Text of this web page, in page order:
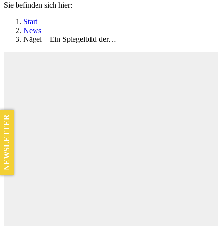
Sie befinden sich hier:
Start
News
Nägel – Ein Spiegelbild der…
NEWSLETTER